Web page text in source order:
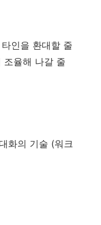
인을 환대할 줄
조율해 나갈 줄
화의 기술 (워크